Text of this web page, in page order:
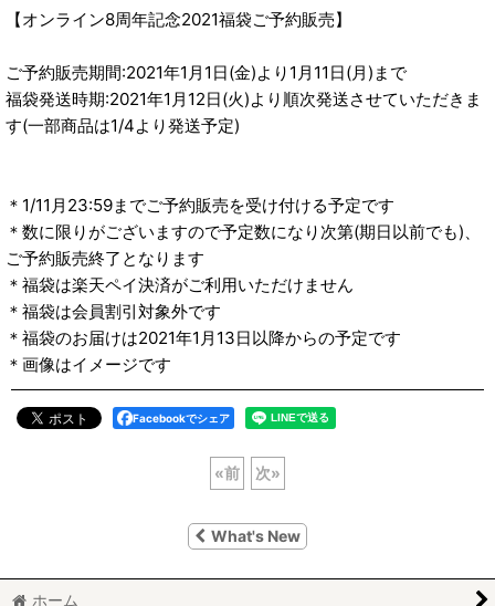
【オンライン8周年記念2021福袋ご予約販売】
ご予約販売期間:2021年1月1日(金)より1月11日(月)まで
福袋発送時期:2021年1月12日(火)より順次発送させていただきま
す(一部商品は1/4より発送予定)
＊1/11月23:59までご予約販売を受け付ける予定です
＊数に限りがございますので予定数になり次第(期日以前でも)、
ご予約販売終了となります
＊福袋は楽天ペイ決済がご利用いただけません
＊福袋は会員割引対象外です
＊福袋のお届けは2021年1月13日以降からの予定です
＊画像はイメージです
Facebookでシェア
«前 次»
What's New
ホーム